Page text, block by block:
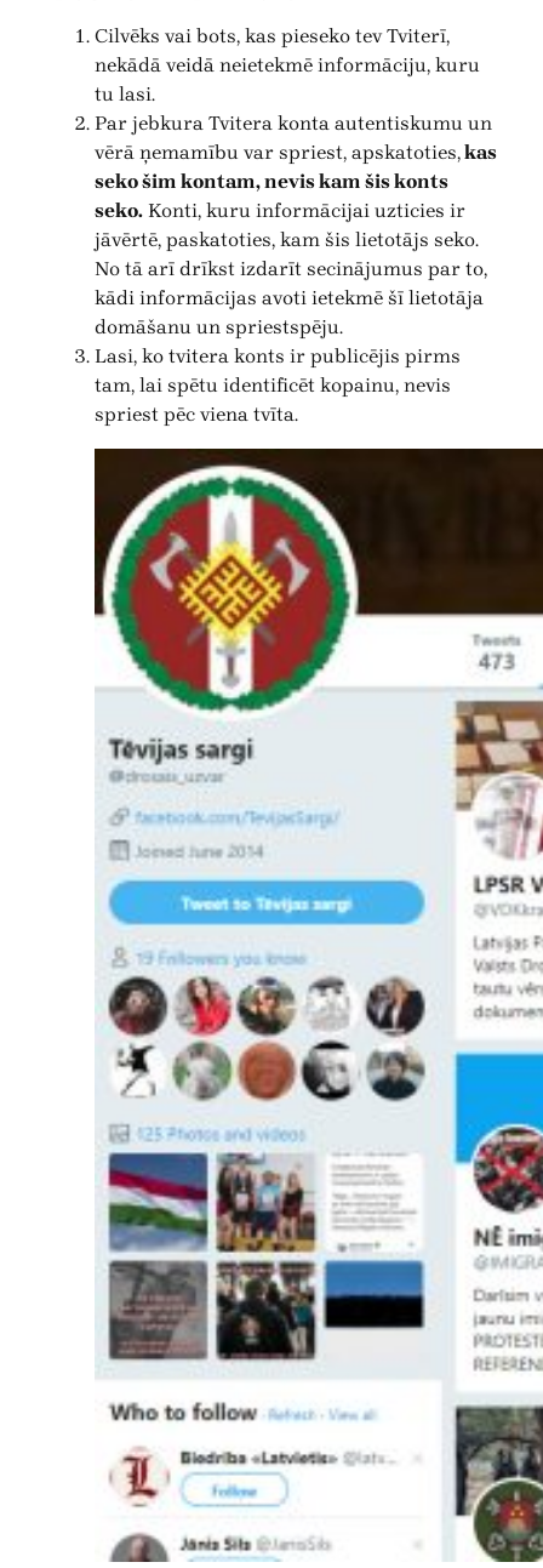
Cilvēks vai bots, kas pieseko tev Tviterī,
nekādā veidā neietekmē informāciju, kuru
tu lasi.
Par jebkura Tvitera konta autentiskumu un
vērā ņemamību var spriest, apskatoties,kas
seko šim kontam, nevis kam šis konts
seko. Konti, kuru informācijai uzticies ir
jāvērtē, paskatoties, kam šis lietotājs seko.
No tā arī drīkst izdarīt secinājumus par to,
kādi informācijas avoti ietekmē šī lietotāja
domāšanu un spriestspēju.
Lasi, ko tvitera konts ir publicējis pirms
tam, lai spētu identificēt kopainu, nevis
spriest pēc viena tvīta.